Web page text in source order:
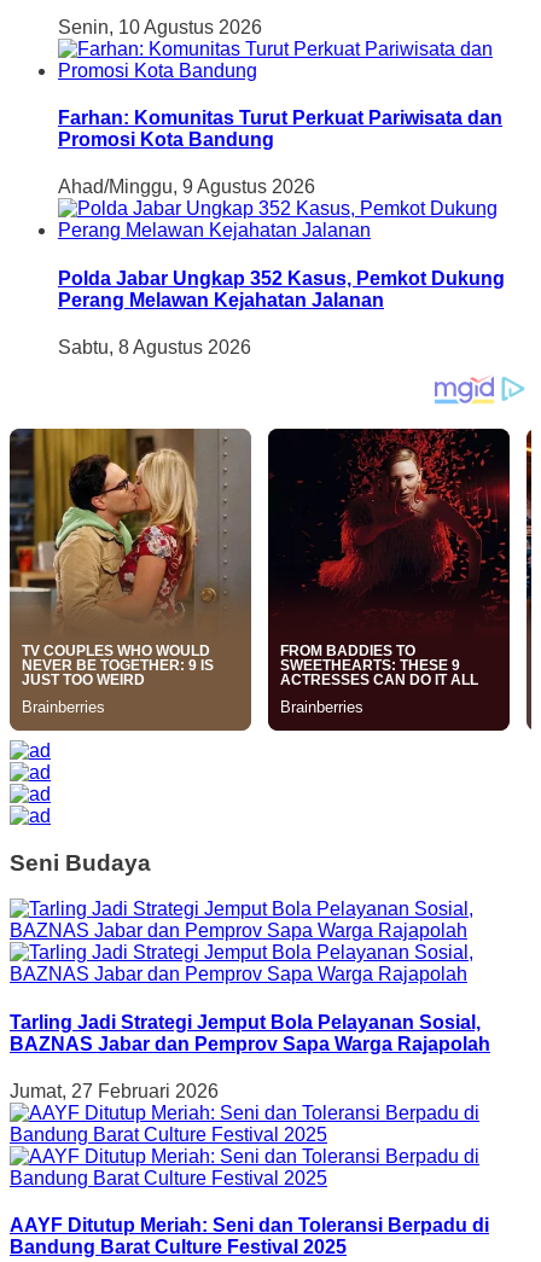
Senin, 10 Agustus 2026
Farhan: Komunitas Turut Perkuat Pariwisata dan
Promosi Kota Bandung
Ahad/Minggu, 9 Agustus 2026
Polda Jabar Ungkap 352 Kasus, Pemkot Dukung
Perang Melawan Kejahatan Jalanan
Sabtu, 8 Agustus 2026
Seni Budaya
Tarling Jadi Strategi Jemput Bola Pelayanan Sosial,
BAZNAS Jabar dan Pemprov Sapa Warga Rajapolah
Jumat, 27 Februari 2026
AAYF Ditutup Meriah: Seni dan Toleransi Berpadu di
Bandung Barat Culture Festival 2025